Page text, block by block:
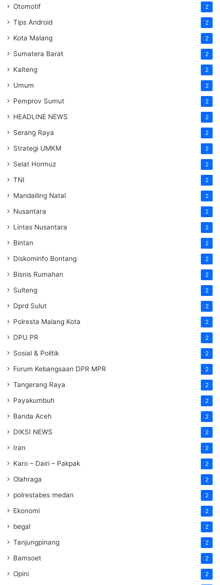
Otomotif 2
Tips Android 2
Kota Malang 2
Sumatera Barat 2
Kalteng 2
Umum 2
Pemprov Sumut 2
HEADLINE NEWS 2
Serang Raya 2
Strategi UMKM 2
Selat Hormuz 2
TNI 2
Mandailing Natal 2
Nusantara 2
Lintas Nusantara 2
Bintan 2
Diskominfo Bontang 2
Bisnis Rumahan 2
Sulteng 2
Dprd Sulut 2
Polresta Malang Kota 2
DPU PR 2
Sosial & Politik 2
Forum Kebangsaan DPR MPR 2
Tangerang Raya 2
Payakumbuh 2
Banda Aceh 2
DIKSI NEWS 2
Iran 2
Karo – Dairi – Pakpak 2
Olahraga 2
polrestabes medan 2
Ekonomi 2
begal 2
Tanjungpinang 2
Bamsoet 2
Opini 2